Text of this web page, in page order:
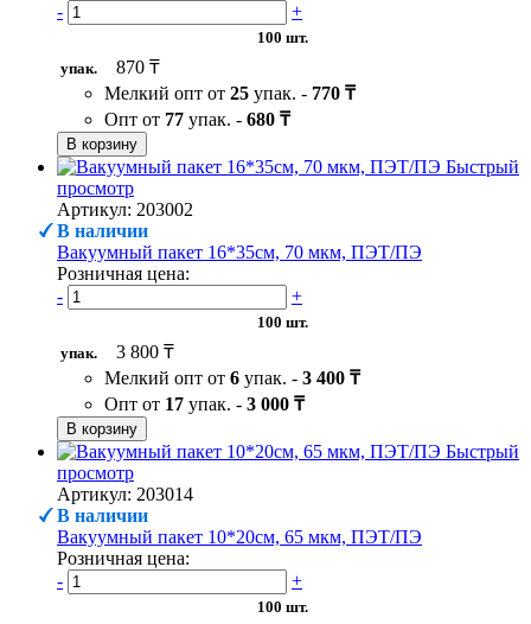
- +
100 шт.
упак.
870 ₸
Мелкий опт от 25 упак. - 770 ₸
Опт от 77 упак. - 680 ₸
В корзину
Быстрый
просмотр
Артикул: 203002
В наличии
Вакуумный пакет 16*35см, 70 мкм, ПЭТ/ПЭ
Розничная цена:
-
+
100 шт.
упак.
3 800 ₸
Мелкий опт от 6 упак. - 3 400 ₸
Опт от 17 упак. - 3 000 ₸
В корзину
Быстрый
просмотр
Артикул: 203014
В наличии
Вакуумный пакет 10*20см, 65 мкм, ПЭТ/ПЭ
Розничная цена:
-
+
100 шт.